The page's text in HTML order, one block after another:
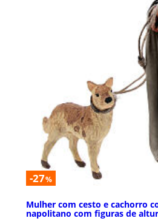
-27%
Mulher com cesto e cachorro
napolitano com figuras de